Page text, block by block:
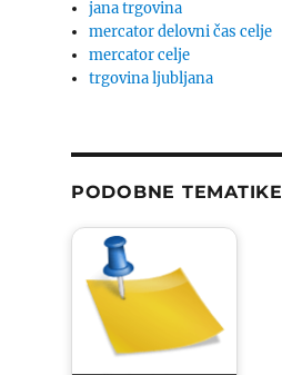
jana trgovina
mercator delovni čas celje
mercator celje
trgovina ljubljana
PODOBNE TEMATIKE